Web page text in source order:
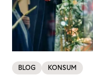
BLOG KONSUM